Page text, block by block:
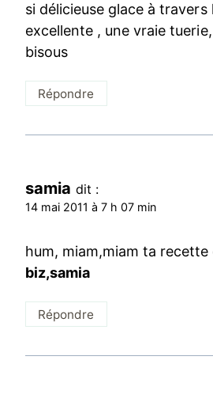
si délicieuse glace à travers
excellente , une vraie
bisous
Répondre
samia dit :
14 mai 2011 à 7 h 07 min
hum, miam,miam ta recette
biz,samia
Répondre